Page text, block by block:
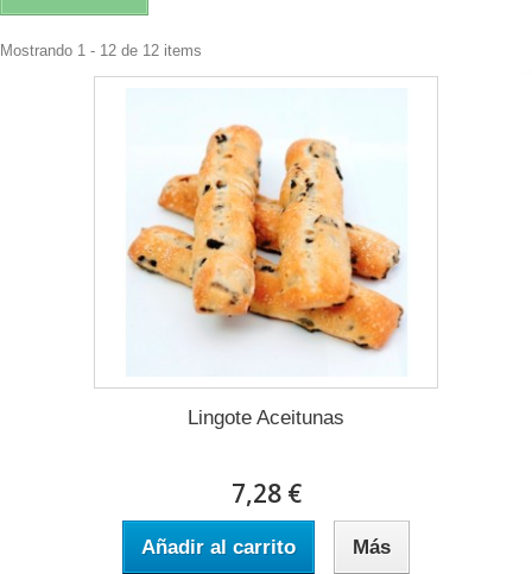
Mostrando 1 - 12 de 12 items
Lingote Aceitunas
7,28 €
Añadir al carrito Más